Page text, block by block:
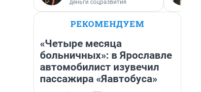
деньги соцразвития
РЕКОМЕНДУЕМ
«Четыре месяца
больничных»: в Ярославле
автомобилист изувечил
пассажира «Яавтобуса»